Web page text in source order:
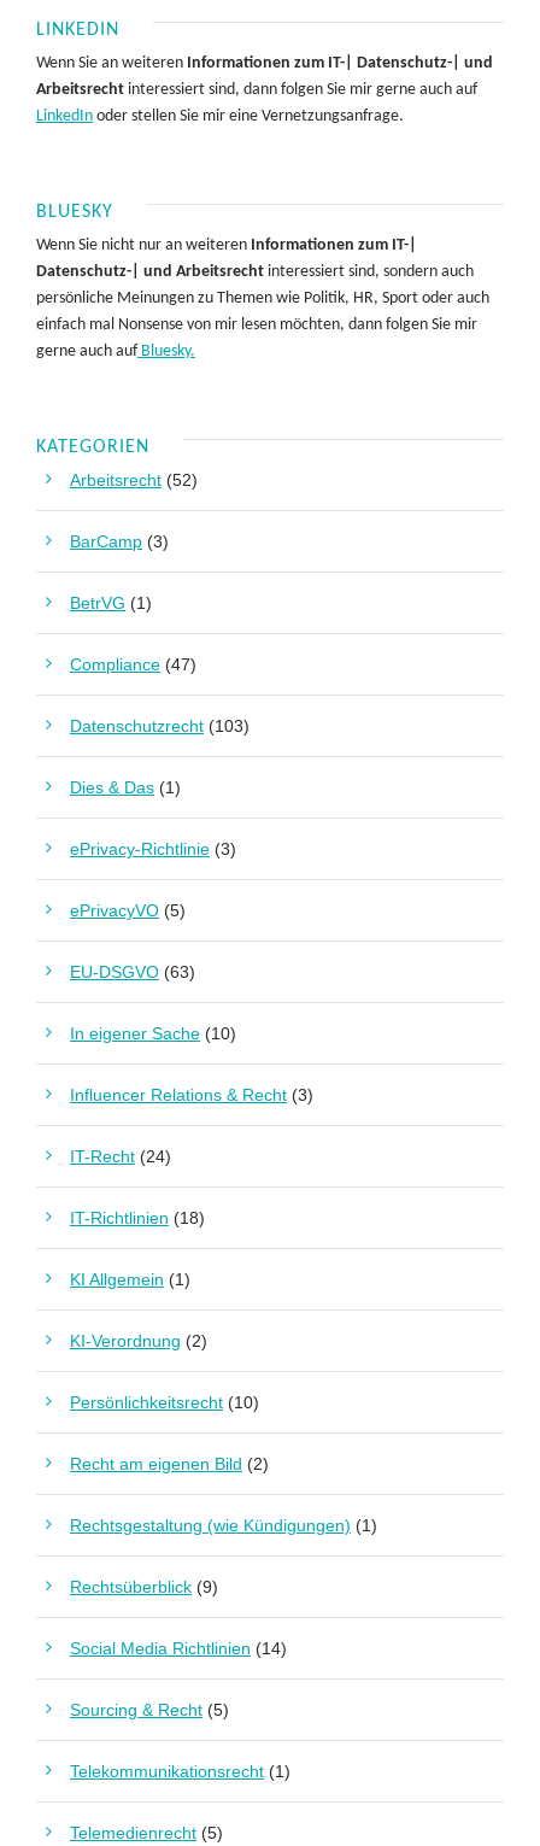
LINKEDIN
Wenn Sie an weiteren Informationen zum IT-| Datenschutz-| und
Arbeitsrecht interessiert sind, dann folgen Sie mir gerne auch auf
LinkedIn oder stellen Sie mir eine Vernetzungsanfrage.
BLUESKY
Wenn Sie nicht nur an weiteren Informationen zum IT-|
Datenschutz-| und Arbeitsrecht interessiert sind, sondern auch
persönliche Meinungen zu Themen wie Politik, HR, Sport oder auch
einfach mal Nonsense von mir lesen möchten, dann folgen Sie mir
gerne auch aufBluesky.
KATEGORIEN
Arbeitsrecht (52)
BarCamp (3)
BetrVG (1)
Compliance (47)
Datenschutzrecht (103)
Dies & Das (1)
ePrivacy-Richtlinie (3)
ePrivacyVO (5)
EU-DSGVO (63)
In eigener Sache (10)
Influencer Relations & Recht (3)
IT-Recht (24)
IT-Richtlinien (18)
KI Allgemein (1)
KI-Verordnung (2)
Persönlichkeitsrecht (10)
Recht am eigenen Bild (2)
Rechtsgestaltung (wie Kündigungen) (1)
Rechtsüberblick (9)
Social Media Richtlinien (14)
Sourcing & Recht (5)
Telekommunikationsrecht (1)
Telemedienrecht (5)